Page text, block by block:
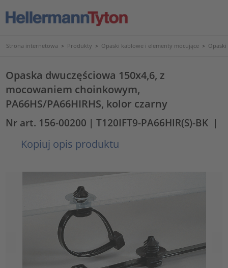
Strona internetowa > Produkty > Opaski kablowe i elementy mocujące >
Opaska dwuczęściowa 150x4,6, z
mocowaniem choinkowym,
PA66HS/PA66HIRHS, kolor czarny
Nr art. 156-00200 | T120IFT9-PA66HIR(S)-BK |
Kopiuj opis produktu